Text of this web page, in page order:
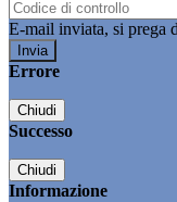
E-mail inviata, si prega
Errore
Chiudi
Successo
Chiudi
Informazione